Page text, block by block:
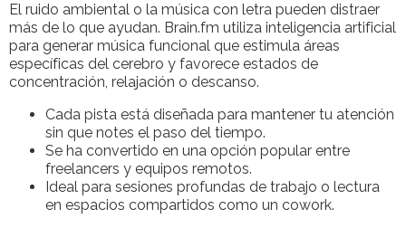
El ruido ambiental o la música con letra pueden distraer
más de lo que ayudan. Brain.fm utiliza inteligencia artificial
para generar música funcional que estimula áreas
específicas del cerebro y favorece estados de
concentración, relajación o descanso.
Cada pista está diseñada para mantener tu atención
sin que notes el paso del tiempo.
Se ha convertido en una opción popular entre
freelancers y equipos remotos.
Ideal para sesiones profundas de trabajo o lectura
en espacios compartidos como un cowork.